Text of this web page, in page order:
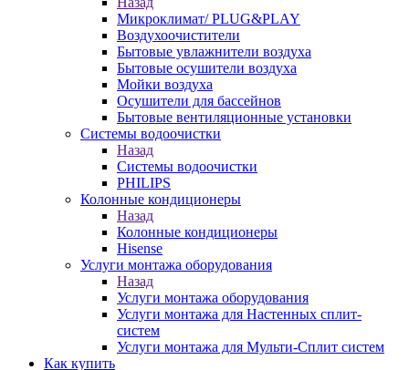
Микроклимат/ PLUG&PLAY
Воздухоочистители
Бытовые увлажнители воздуха
Бытовые осушители воздуха
Мойки воздуха
Осушители для бассейнов
Бытовые вентиляционные установки
Системы водоочистки
Назад
Системы водоочистки
PHILIPS
Колонные кондиционеры
Назад
Колонные кондиционеры
Hisense
Услуги монтажа оборудования
Назад
Услуги монтажа оборудования
Услуги монтажа для Настенных сплит-
систем
Услуги монтажа для Мульти-Сплит систем
Как купить